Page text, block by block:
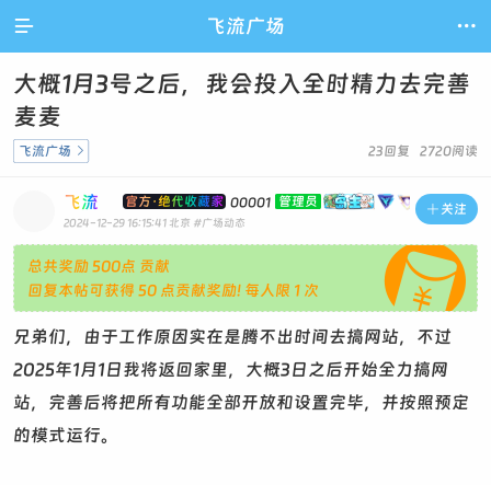
 飞流广场 
大概1月3号之后，我会投入全时精力去完善
麦麦
23回复 2720阅读
飞流广场 
 关注
飞流 官方·绝代收藏家 00001 管理员
2024-12-29 16:15:41 北京 #广场动态

总共奖励 500点 贡献
回复本帖可获得 50 点贡献奖励! 每人限 1 次
兄弟们，由于工作原因实在是腾不出时间去搞网站，不过
2025年1月1日我将返回家里，大概3日之后开始全力搞网
站，完善后将把所有功能全部开放和设置完毕，并按照预定
的模式运行。